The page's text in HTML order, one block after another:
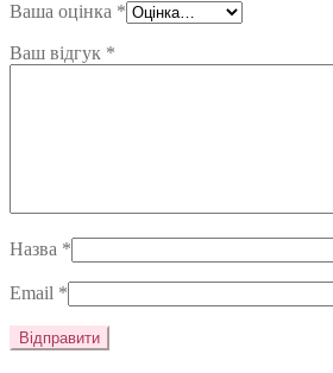
Ваша оцінка *
Ваш відгук *
Назва *
Email *